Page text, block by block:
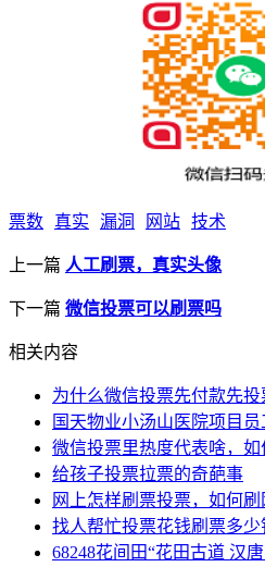
票数 真实 漏洞 网站 技术
上一篇 人工刷票，真实头像
下一篇 微信投票可以刷票吗
相关内容
为什么微信投票先付款先投
国天物业小汤山医院项目
微信投票里热度代表啥，
给孩子投票拉票的奇葩事
网上怎样刷票投票，如何
找人帮忙投票花钱刷票多少
68248花间田“花田古道 汉